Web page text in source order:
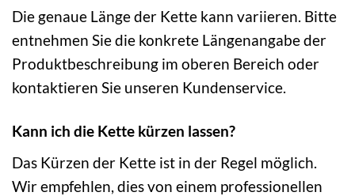
Die genaue Länge der Kette kann variieren. Bitte
entnehmen Sie die konkrete Längenangabe der
Produktbeschreibung im oberen Bereich oder
kontaktieren Sie unseren Kundenservice.
Kann ich die Kette kürzen lassen?
Das Kürzen der Kette ist in der Regel möglich.
Wir empfehlen, dies von einem professionellen